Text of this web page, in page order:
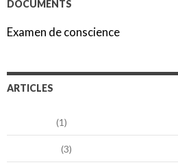
DOCUMENTS
Examen de conscience
ARTICLES
(1)
(3)